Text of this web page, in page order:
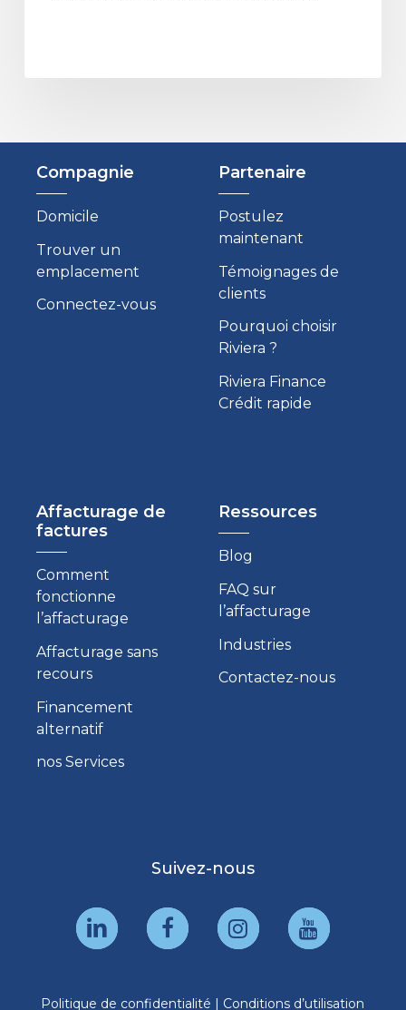
Compagnie
Domicile
Trouver un
emplacement
Connectez-vous
Partenaire
Postulez
maintenant
Témoignages de
clients
Pourquoi choisir
Riviera ?
Riviera Finance
Crédit rapide
Affacturage de
factures
Comment
fonctionne
l’affacturage
Affacturage sans
recours
Financement
alternatif
nos Services
Ressources
Blog
FAQ sur
l’affacturage
Industries
Contactez-nous
Suivez-nous
Politique de confidentialité | Conditions d’utilisation